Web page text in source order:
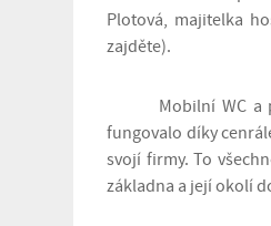
Plotová, majitelka
zajděte).
Mobilní WC
fungovalo díky
svojí firmy. To
základna a její okolí